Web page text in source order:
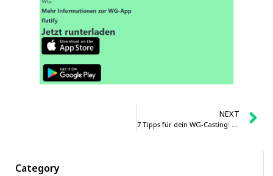
Category
NEXT
7 Tipps für dein WG-Casting: So bekommst du das WG-Zimmer